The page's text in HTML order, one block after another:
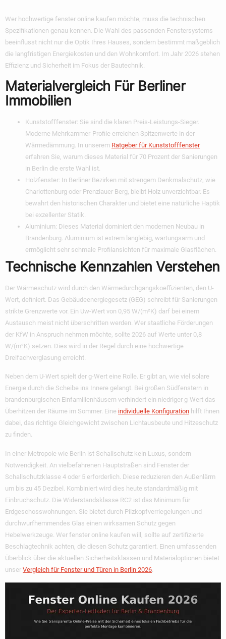
Wer hochwertige fenster online kaufen möchte, muss die technischen
Spezifikationen genau kennen. Die Wahl des passenden Fenstersystems
beeinflusst nicht nur die Optik Ihres Hauses, sondern bestimmt maßgeblich
die langfristigen Energiekosten und den Wohnkomfort. Im Jahr 2026 stehen
Effizienz und Sicherheit im Fokus der Bautechnik.
Materialvergleich Für Berliner
Immobilien
Kunststofffenster: Sie sind die klaren Preis-Leistungs-Sieger.
Moderne Mehrkammer-Profile erreichen Spitzenwerte in der
Wärmedämmung. In unserem Ratgeber für Kunststofffenster
erfahren Sie, warum dieses Material für 70 Prozent der Sanierungen
in Berlin die erste Wahl ist.
Holzfenster: In Berliner Bezirken mit strengem Denkmalschutz, wie
Charlottenburg oder Prenzlauer Berg, bleibt Holz unverzichtbar. Es
bewahrt den historischen Charakter und bietet eine natürliche Haptik
bei exzellenter Statik.
Aluminium: Dieses Material dominiert den modernen Neubau in
Brandenburg. Aluminium ist extrem langlebig, wartungsarm und
ermöglicht sehr schmale Profilansichten für maximale Glasflächen.
Technische Kennzahlen Verstehen
Der Wärmeschutz wird durch den Wärmedurchgangskoeffizienten, den U-
Wert, definiert. Das Gebäudeenergiegesetz (GEG) schreibt für Sanierungen
strikte Grenzwerte vor. Ein Uw-Wert von 0,95 W/(m²K) darf bei einem
Austausch meist nicht überschritten werden. Wer staatliche Förderungen
der KfW in Anspruch nehmen möchte, sollte 2026 auf Werte unter 0,8
W/(m²K) setzen. Dies wird in der Regel durch eine hochwertige
Dreifachverglasung erreicht.
Neben dem U-Wert spielt der g-Wert eine Rolle. Er gibt an, wie viel solare
Energie durch die Scheibe ins Innere gelangt. Bei großen Südfenstern in
brandenburgischen Einfamilienhäusern verhindert ein niedriger g-Wert das
Überhitzen der Räume im Sommer. Eine individuelle Konfiguration hilft Ihnen
dabei, das richtige Gleichgewicht zwischen Lichtausbeute und Hitzeschutz
zu finden.
In einer Metropole wie Berlin ist Schallschutz kein Luxus, sondern
Notwendigkeit. An vielbefahrenen Hauptstraßen sind Fenster der
Schallschutzklasse 4 oder 5 erforderlich. Diese reduzieren den Außenlärm
um bis zu 45 Dezibel. Kombiniert wird dies heute standardmäßig mit
Einbruchschutz. Die Widerstandsklasse RC2 ist das Minimum für
Erdgeschosswohnungen. Sie bietet durch Pilzkopfverriegelungen und
durchwurfhemmendes Glas einen wirksamen Schutz gegen
Hebelwerkzeuge. Wer fenster online kaufen will, sollte auf zertifizierte
Beschlagtechnik achten, die diesen Schutz garantiert. Einen umfassenden
Überblick über die aktuellen Sicherheitsklassen und Materialoptionen bietet
unser Vergleich für Fenster und Türen in Berlin 2026